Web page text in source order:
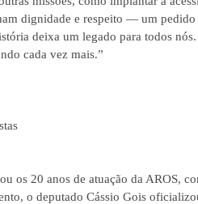
dignidade e respeito — um
deixa um legado para todos
cada vez mais.”
os 20 anos de atuação da AROS,
o deputado Cássio Gois